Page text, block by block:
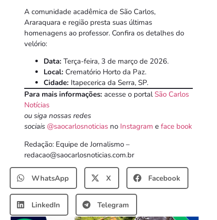
A comunidade acadêmica de São Carlos,
Araraquara e região presta suas últimas
homenagens ao professor. Confira os detalhes do
velório:
Data: Terça-feira, 3 de março de 2026.
Local: Crematório Horto da Paz.
Cidade: Itapecerica da Serra, SP.
Para mais informações: acesse o portalSão Carlos
Notícias
ou siga nossas redes
sociais @saocarlosnoticias no Instagram e face book
Redação: Equipe de Jornalismo –
redacao@saocarlosnoticias.com.br
WhatsApp X Facebook
LinkedIn Telegram